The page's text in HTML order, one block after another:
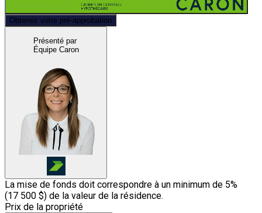
Obtenez votre pré-approbation
Présenté par
Équipe Caron
La mise de fonds doit correspondre à un minimum de 5%
(17 500 $) de la valeur de la résidence.
Prix de la propriété